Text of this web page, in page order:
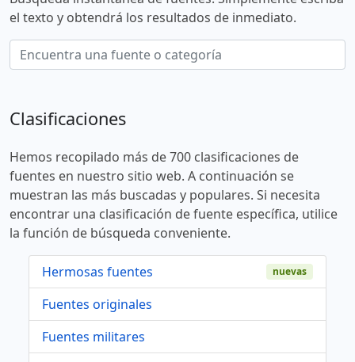
el texto y obtendrá los resultados de inmediato.
Clasificaciones
Hemos recopilado más de 700 clasificaciones de
fuentes en nuestro sitio web. A continuación se
muestran las más buscadas y populares. Si necesita
encontrar una clasificación de fuente específica, utilice
la función de búsqueda conveniente.
Hermosas fuentes nuevas
Fuentes originales
Fuentes militares